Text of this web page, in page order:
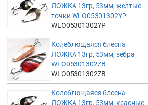
ЛОЖКА 13гр, 53мм, желтые
точки WLO05301302YP
WLO05301302YP
Колеблющаяся блесна
ЛОЖКА 13гр, 53мм, зебра
WLO05301302ZB
WLO05301302ZB
Колеблющаяся блесна
ЛОЖКА 13гр, 53мм, красные